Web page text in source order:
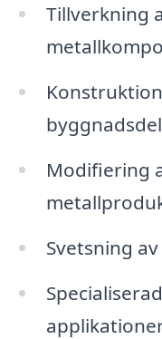
Tillverkning
Modifiering
Svetsning